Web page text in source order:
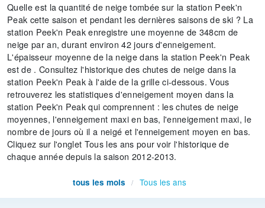
Quelle est la quantité de neige tombée sur la station Peek'n
Peak cette saison et pendant les dernières saisons de ski ? La
station Peek'n Peak enregistre une moyenne de 348cm de
neige par an, durant environ 42 jours d'enneigement.
L'épaisseur moyenne de la neige dans la station Peek'n Peak
est de . Consultez l'historique des chutes de neige dans la
station Peek'n Peak à l'aide de la grille ci-dessous. Vous
retrouverez les statistiques d'enneigement moyen dans la
station Peek'n Peak qui comprennent : les chutes de neige
moyennes, l'enneigement maxi en bas, l'enneigement maxi, le
nombre de jours où il a neigé et l'enneigement moyen en bas.
Cliquez sur l'onglet Tous les ans pour voir l'historique de
chaque année depuis la saison 2012-2013.
tous les mois / Tous les ans